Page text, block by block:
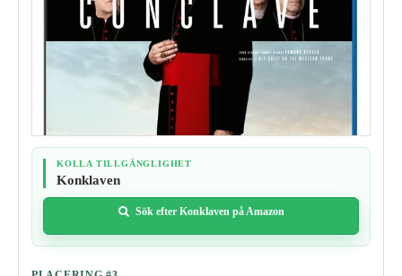
KOLLA TILLGÄNGLIGHET
Konklaven
Sök efter Konklaven på Amazon